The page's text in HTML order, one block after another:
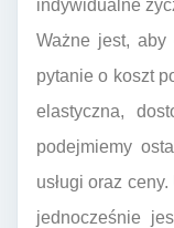
indywidualne
Ważne jest,
pytanie o koszt
elastyczna,
podejmiemy
usługi oraz
jednocześnie